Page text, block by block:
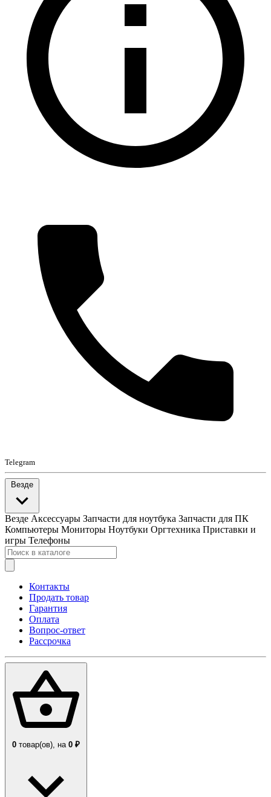
Telegram
Везде
Везде Аксессуары Запчасти для ноутбука Запчасти для ПК
Компьютеры Мониторы Ноутбуки Оргтехника Приставки и
игры Телефоны
Контакты
Продать товар
Гарантия
Оплата
Вопрос-ответ
Рассрочка
0 товар(ов), на 0 ₽